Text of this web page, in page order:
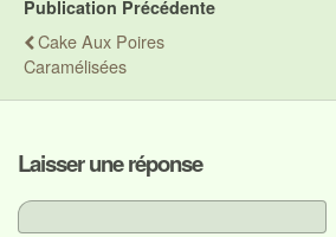
Publication Précédente
Cake Aux Poires
Caramélisées
Laisser une réponse